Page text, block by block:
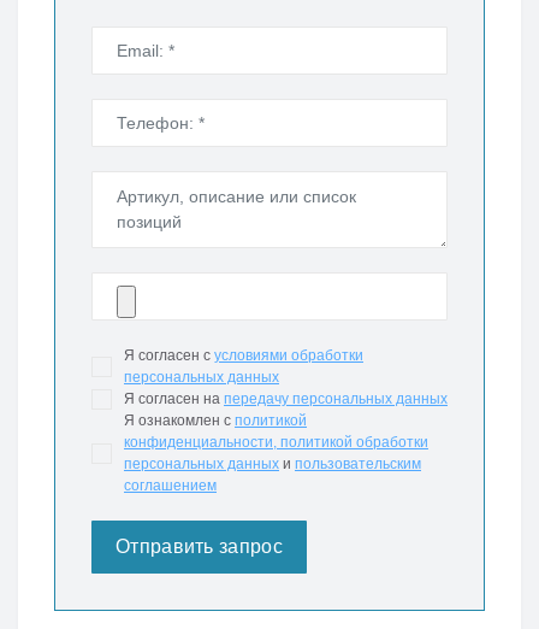
Я согласен с условиями обработки
персональных данных
Я согласен на передачу персональных данных
Я ознакомлен с политикой
конфиденциальности, политикой обработки
персональных данных и пользовательским
соглашением
Отправить запрос